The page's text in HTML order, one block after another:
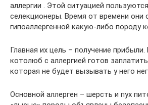
аллергии . Этой ситуацией
селекционеры. Время от времени они
гипоаллергенной какую-либо породу
Главная их цель – получение
котолюб с аллергией готов
которая не будет вызывать у него
Основной аллерген – шерсть и пух